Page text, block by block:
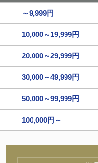
～9,999円
10,000～19,999円
20,000～29,999円
30,000～49,999円
50,000～99,999円
100,000円～